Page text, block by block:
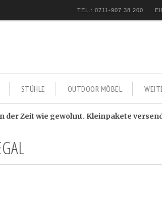
TEL.: 0711-907 38 200
STÜHLE OUTDOOR MÖBEL
Zeit wie gewohnt. Kleinpakete